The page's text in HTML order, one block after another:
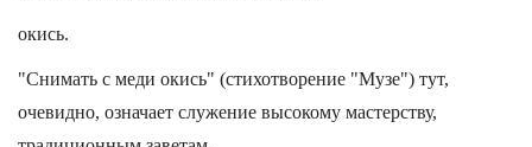
окись.
"Снимать с меди окись" (стихотворение "Музе") тут,
очевидно, означает служение высокому мастерству,